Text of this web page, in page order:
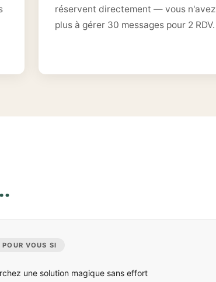
réservent directement — vous n'avez
plus à gérer 30 messages pour 2 RDV.
VOUS SI
une solution magique sans effort